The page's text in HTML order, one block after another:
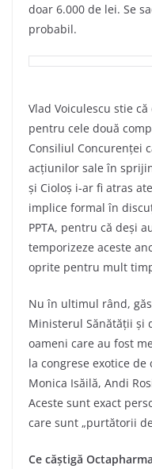
doar 6.000 de lei. Se
probabil.
Vlad Voiculescu stie
pentru cele două
Consiliul Concurenței
acțiunilor sale în
și Cioloș i-ar fi atras
implice formal în
PPTA, pentru că deși
temporizeze aceste
oprite pentru mult
Nu în ultimul rând,
Ministerul Sănătății și
oameni care au fost
la congrese exotice
Monica Isăilă, Andi
Aceste sunt exact
care sunt „purtătorii
Ce căștigă